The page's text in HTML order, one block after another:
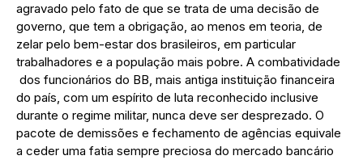
agravado pelo fato de que se trata de uma decisão de
governo, que tem a obrigação, ao menos em teoria, de
zelar pelo bem-estar dos brasileiros, em particular
trabalhadores e a população mais pobre. A combatividade
dos funcionários do BB, mais antiga instituição financeira
do país, com um espírito de luta reconhecido inclusive
durante o regime militar, nunca deve ser desprezado. O
pacote de demissões e fechamento de agências equivale
a ceder uma fatia sempre preciosa do mercado bancário